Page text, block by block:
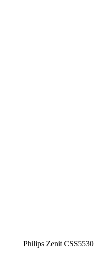
Philips Zenit CSS5530